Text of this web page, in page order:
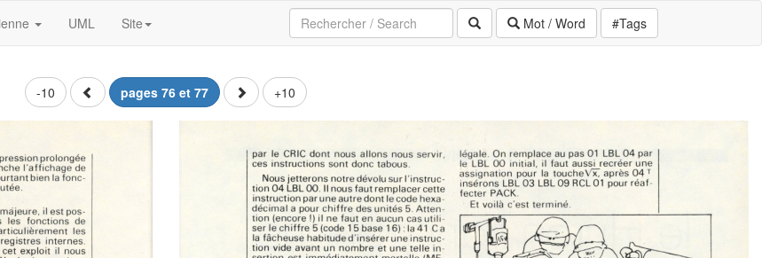
UML Site Mot / Word #Tags
-10 pages 76 et 77 +10